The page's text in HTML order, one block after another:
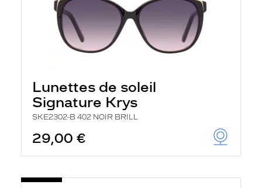
Lunettes de soleil
Signature Krys
SKE2302-B 402 NOIR BRILL
29,00 €